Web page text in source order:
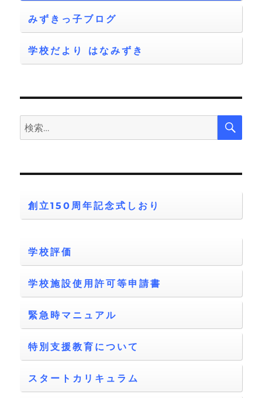
みずきっ子ブログ
学校だより はなみずき
検
索:
検
創立150周年記念式しおり
学校評価
学校施設使用許可等申請書
緊急時マニュアル
特別支援教育について
スタートカリキュラム